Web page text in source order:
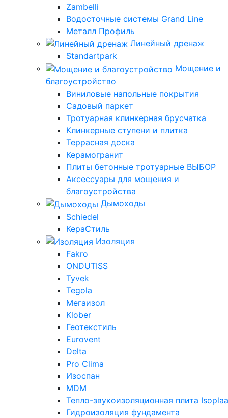
Zambelli
Водосточные системы Grand Line
Металл Профиль
Линейный дренаж
Standartpark
Мощение и
благоустройство
Виниловые напольные покрытия
Садовый паркет
Тротуарная клинкерная брусчатка
Клинкерные ступени и плитка
Террасная доска
Керамогранит
Плиты бетонные тротуарные ВЫБОР
Аксессуары для мощения и
благоустройства
Дымоходы
Schiedel
КераСтиль
Изоляция
Fakro
ONDUTISS
Tyvek
Tegola
Мегаизол
Klober
Геотекстиль
Eurovent
Delta
Pro Clima
Изоспан
MDM
Тепло-звукоизоляционная плита
Гидроизоляция фундамента